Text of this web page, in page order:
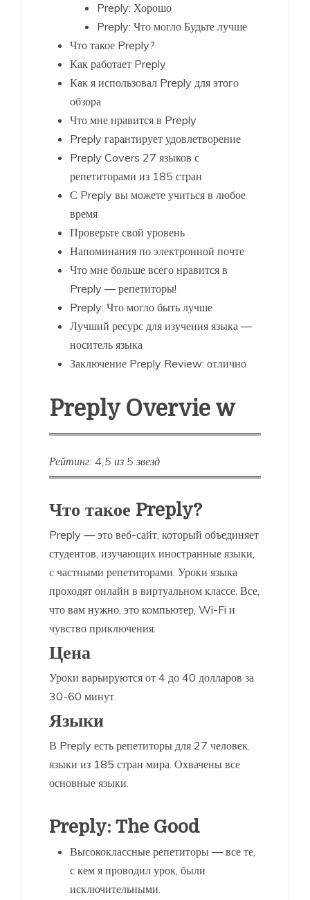
Preply: Хорошо
Preply: Что могло Будьте лучше
Что такое Preply?
Как работает Preply
Как я использовал Preply для этого
обзора
Что мне нравится в Preply
Preply гарантирует удовлетворение
Preply Covers 27 языков с
репетиторами из 185 стран
С Preply вы можете учиться в любое
время
Проверьте свой уровень
Напоминания по электронной почте
Что мне больше всего нравится в
Preply — репетиторы!
Preply: Что могло быть лучше
Лучший ресурс для изучения языка —
носитель языка
Заключение Preply Review: отлично
Preply Overvie w
Рейтинг: 4,5 из 5 звезд
Что такое Preply?
Preply — это веб-сайт, который объединяет
студентов, изучающих иностранные языки,
с частными репетиторами. Уроки языка
проходят онлайн в виртуальном классе. Все,
что вам нужно, это компьютер, Wi-Fi и
чувство приключения.
Цена
Уроки варьируются от 4 до 40 долларов за
30-60 минут.
Языки
В Preply есть репетиторы для 27 человек.
языки из 185 стран мира. Охвачены все
основные языки.
Preply: The Good
Высококлассные репетиторы — все те,
с кем я проводил урок, были
исключительными.